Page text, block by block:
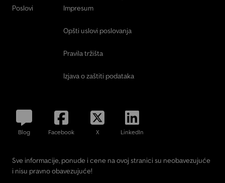
Poslovi Impresum
Opšti uslovi poslovanja
Pravila tržišta
Izjava o zaštiti podataka
Blog Facebook X LinkedIn
Sve informacije, ponude i cene na ovoj stranici su neobavezujuće
i nisu pravno obavezujuće!